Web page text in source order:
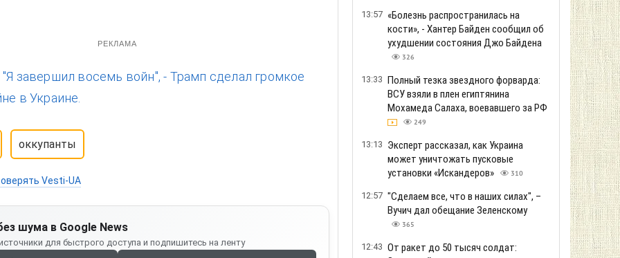
РЕКЛАМА
"Я завершил восемь войн", - Трамп сделал громкое
в Украине.
оккупанты
Vesti-UA
шума в Google News
для быстрого доступа и подпишитесь на ленту
13:57 «Болезнь распространилась на
кости», - Хантер Байден сообщил об
ухудшении состояния Джо Байдена
326
13:33 Полный тезка звездного форварда:
ВСУ взяли в плен египтянина
Мохамеда Салаха, воевавшего за РФ
249
13:13 Эксперт рассказал, как Украина
может уничтожать пусковые
установки «Искандеров»
310
12:57 "Сделаем все, что в наших силах", –
Вучич дал обещание Зеленскому
365
12:43 От ракет до 50 тысяч солдат: